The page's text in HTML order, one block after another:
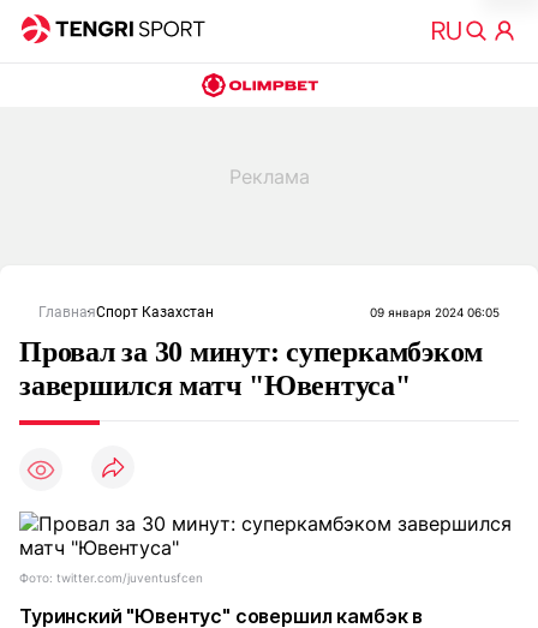
ГлавнаяСпорт Казахстан 09 января 2024 06:05
Провал за 30 минут: суперкамбэком
завершился матч "Ювентуса"
Фото: twitter.com/juventusfcen
Туринский "Ювентус" совершил камбэк в